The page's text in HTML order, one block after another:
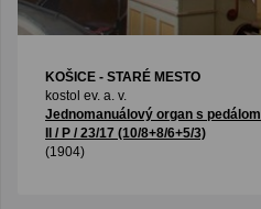
KOŠICE - STARÉ MESTO
kostol ev. a. v.
Jednomanuálový organ s pedálom
II / P / 23/17 (10/8+8/6+5/3)
(1904)